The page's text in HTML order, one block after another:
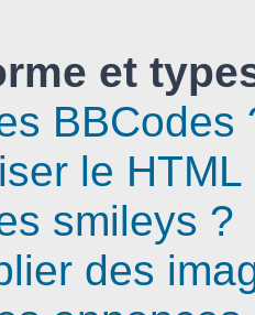
et
BBCodes
le HTML
smileys ?
des